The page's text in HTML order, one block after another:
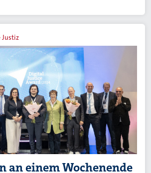
an einem Wochenende